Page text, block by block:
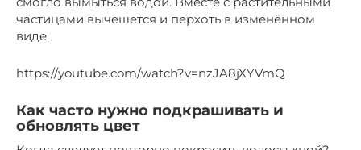
частицами вычешется и перхоть в изменённом
виде.
https://youtube.com/watch?v=nzJA8jXYVmQ
Как часто нужно подкрашивать и
обновлять цвет